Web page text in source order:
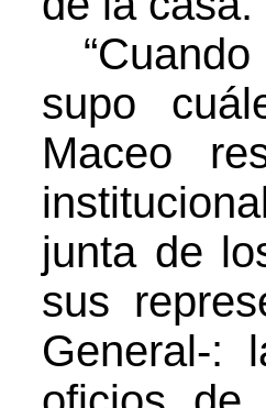
“Cuando
supo
Maceo
junta de
sus
General-: